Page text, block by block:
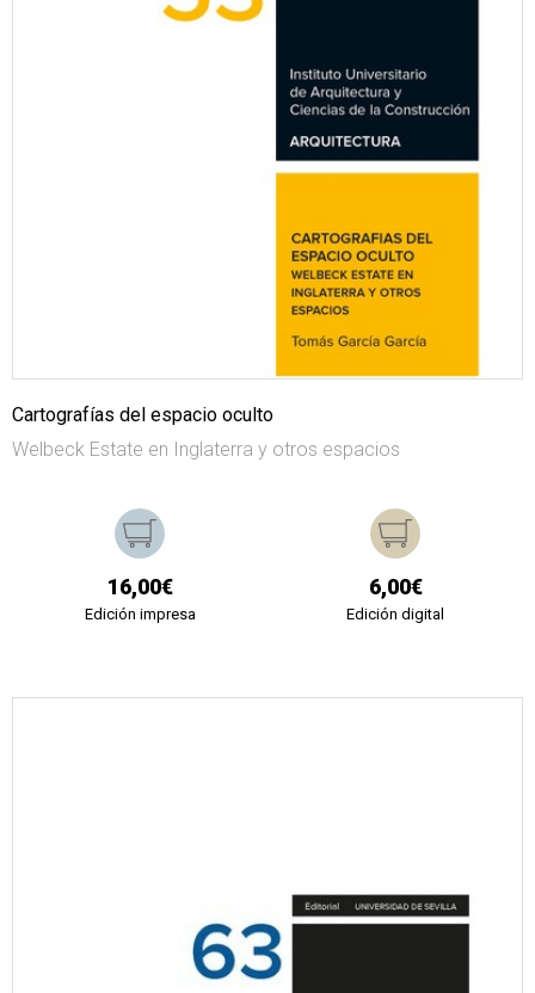
Cartografías del espacio oculto
Welbeck Estate en Inglaterra y otros espacios
16,00€
Edición impresa
6,00€
Edición digital